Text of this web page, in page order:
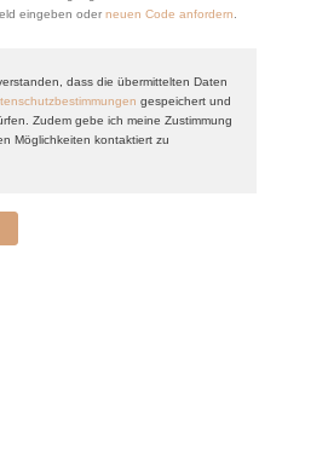
eingeben oder neuen Code anfordern
dass die übermittelten Daten
gespeichert und
Zudem gebe ich meine Zustimmung
Möglichkeiten kontaktiert zu